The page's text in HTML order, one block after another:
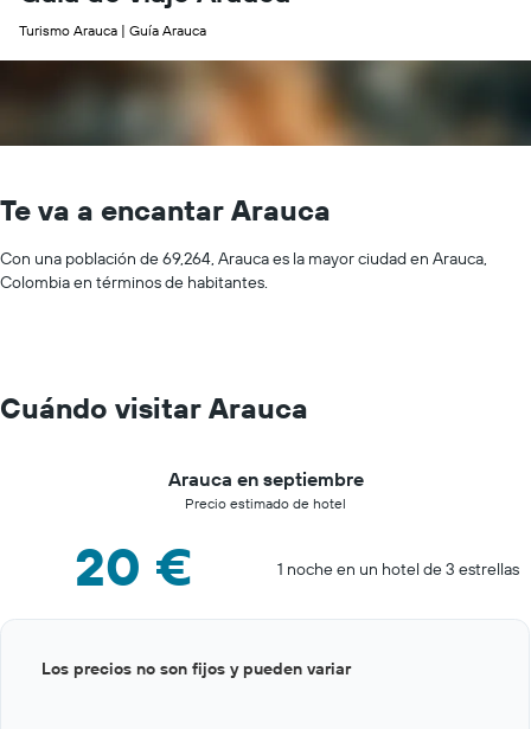
Turismo Arauca | Guía Arauca
Te va a encantar Arauca
Con una población de 69,264, Arauca es la mayor ciudad en Arauca,
Colombia en términos de habitantes.
Cuándo visitar Arauca
Arauca en septiembre
Precio estimado de hotel
20 € 1 noche en un hotel de 3 estrellas
graphic.Los precios no son fijos y pueden variar